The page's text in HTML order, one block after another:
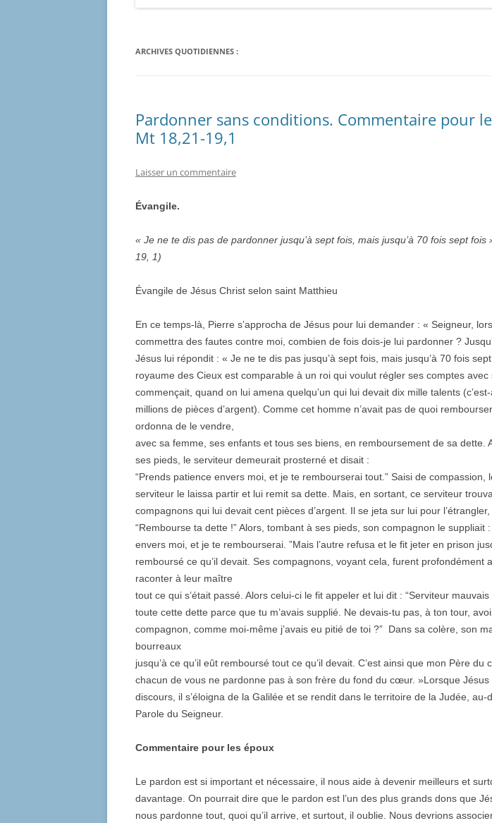
ARCHIVES QUOTIDIENNES :
Pardonner sans conditions. Commentaire pour
Mt 18,21-19,1
Laisser un commentaire
Évangile.
« Je ne te dis pas de pardonner jusqu’à sept fois, mais jusqu’à 70 fois sept fois
19, 1)
Évangile de Jésus Christ selon saint Matthieu
En ce temps-là, Pierre s’approcha de Jésus pour lui demander : « Seigneur,
commettra des fautes contre moi, combien de fois dois-je lui pardonner ?
Jésus lui répondit : « Je ne te dis pas jusqu’à sept fois, mais jusqu’à 70 fois
royaume des Cieux est comparable à un roi qui voulut régler ses comptes avec
commençait, quand on lui amena quelqu’un qui lui devait dix mille talents
millions de pièces d’argent). Comme cet homme n’avait pas de quoi
ordonna de le vendre,
avec sa femme, ses enfants et tous ses biens, en remboursement de sa dette.
ses pieds, le serviteur demeurait prosterné et disait :
“Prends patience envers moi, et je te rembourserai tout.” Saisi de compassion,
serviteur le laissa partir et lui remit sa dette. Mais, en sortant, ce serviteur
compagnons qui lui devait cent pièces d’argent. Il se jeta sur lui pour
“Rembourse ta dette !” Alors, tombant à ses pieds, son compagnon le suppliait
envers moi, et je te rembourserai. ”Mais l’autre refusa et le fit jeter en prison
remboursé ce qu’il devait. Ses compagnons, voyant cela, furent profondément
raconter à leur maître
tout ce qui s’était passé. Alors celui-ci le fit appeler et lui dit : “Serviteur mauvais
toute cette dette parce que tu m’avais supplié. Ne devais-tu pas, à ton tour,
compagnon, comme moi-même j’avais eu pitié de toi ?” Dans sa colère, son
bourreaux
jusqu’à ce qu’il eût remboursé tout ce qu’il devait. C’est ainsi que mon Père du
chacun de vous ne pardonne pas à son frère du fond du cœur. »Lorsque Jésus
discours, il s’éloigna de la Galilée et se rendit dans le territoire de la Judée, au-
Parole du Seigneur.
Commentaire pour les époux
Le pardon est si important et nécessaire, il nous aide à devenir meilleurs et
davantage. On pourrait dire que le pardon est l’un des plus grands dons que
nous pardonne tout, quoi qu’il arrive, et surtout, il oublie. Nous devrions